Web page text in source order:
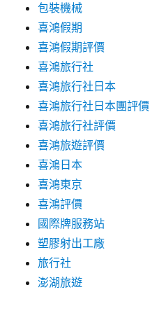
包裝機械
喜鴻假期
喜鴻假期評價
喜鴻旅行社
喜鴻旅行社日本
喜鴻旅行社日本團評價
喜鴻旅行社評價
喜鴻旅遊評價
喜鴻日本
喜鴻東京
喜鴻評價
國際牌服務站
塑膠射出工廠
旅行社
澎湖旅遊